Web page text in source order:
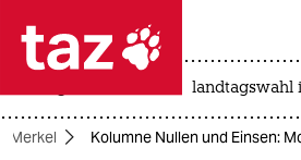
 taz zahl ich
taz zahl ich
landtagswahl
Merkel Kolumne Nullen und Einsen: